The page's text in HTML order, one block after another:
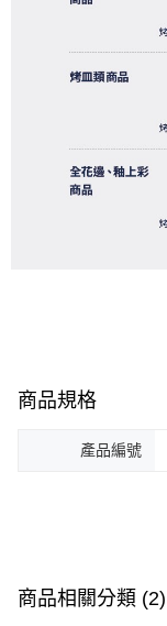
商品規格
產品編號
商品相關分類 (2)